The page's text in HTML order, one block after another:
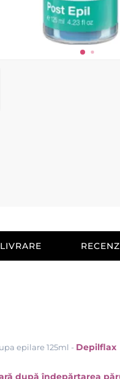
LIVRARE
epilare 125ml - Depilflax
după îndepărtarea